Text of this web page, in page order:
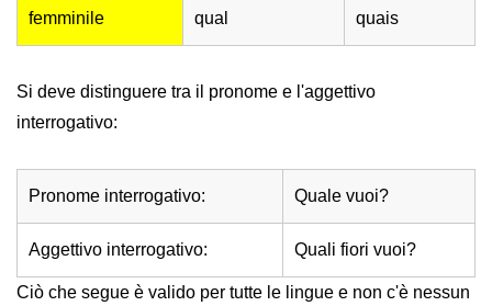
femminile qual quais
Si deve distinguere tra il pronome e l'aggettivo
interrogativo:
Pronome interrogativo: Quale vuoi?
Aggettivo interrogativo: Quali fiori vuoi?
Ciò che segue è valido per tutte le lingue e non c'è nessun